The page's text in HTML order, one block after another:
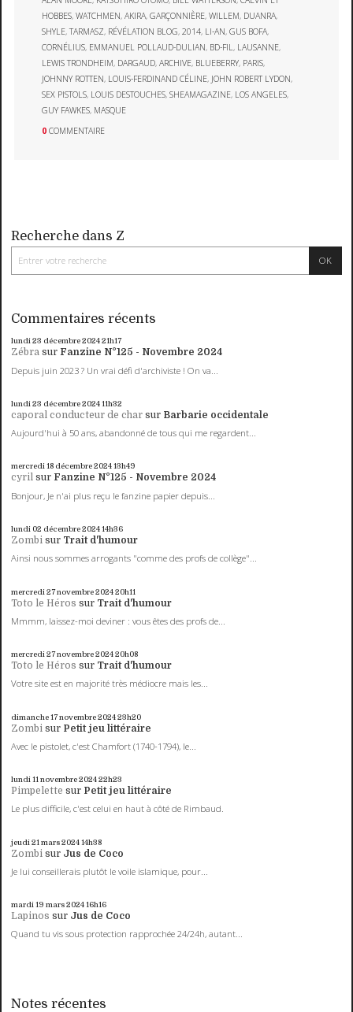
HOBBES,WATCHMEN,AKIRA,GARÇONNIÈRE,WILLEM, DUANRA,
SHYLE,TARMASZ, RÉVÉLATION BLOG,2014, LI-AN,GUS BOFA,
CORNÉLIUS, EMMANUEL POLLAUD-DULIAN, BD-FIL , LAUSANNE,
LEWIS TRONDHEIM, DARGAUD,ARCHIVE, BLUEBERRY, PARIS,
JOHNNY ROTTEN, LOUIS-FERDINAND CÉLINE, JOHN ROBERT LYDON,
SEX PISTOLS, LOUIS DESTOUCHES,SHEAMAGAZINE, LOS ANGELES,
GUY FAWKES, MASQUE
0 COMMENTAIRE
Recherche dans Z
Commentaires récents
lundi 23 décembre 202421h17
Zébra sur Fanzine N°125 - Novembre 2024
Depuis juin 2023 ? Un vrai défi d'archiviste ! On va...
lundi 23 décembre 202411h32
caporal conducteur de char sur Barbarie occidentale
Aujourd'hui à 50 ans, abandonné de tous qui me regardent...
mercredi 18 décembre 202413h49
cyril sur Fanzine N°125 - Novembre 2024
Bonjour, Je n'ai plus reçu le fanzine papier depuis...
lundi 02 décembre 202414h36
Zombi sur Trait d'humour
Ainsi nous sommes arrogants "comme des profs de collège"...
mercredi 27novembre 202420h11
Toto le Héros sur Trait d'humour
Mmmm, laissez-moi deviner : vous êtes des profs de...
mercredi 27novembre 202420h08
Toto le Héros sur Trait d'humour
Votre site est en majorité très médiocre mais les...
dimanche 17novembre 202423h20
Zombi sur Petit jeu littéraire
Avec le pistolet, c'est Chamfort (1740-1794), le...
lundi 11novembre 202422h23
Pimpelette sur Petit jeu littéraire
Le plus difficile, c'est celui en haut à côté de Rimbaud.
jeudi 21 mars 202414h38
Zombi sur Jus de Coco
Je lui conseillerais plutôt le voile islamique, pour...
mardi 19 mars 202416h16
Lapinos sur Jus de Coco
Quand tu vis sous protection rapprochée 24/24h, autant...
Notes récentes